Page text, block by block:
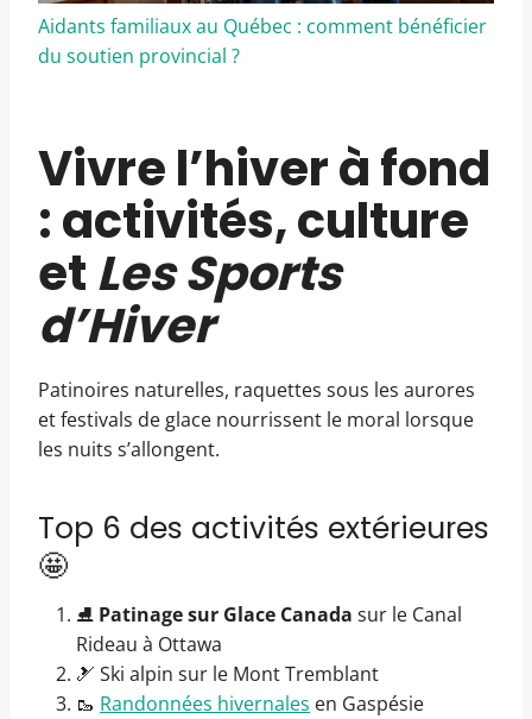
Aidants familiaux au Québec : comment bénéficier
du soutien provincial ?
Vivre l’hiver à fond
: activités, culture
etLes Sports
d’Hiver
Patinoires naturelles, raquettes sous les aurores
et festivals de glace nourrissent le moral lorsque
les nuits s’allongent.
Top 6 des activités extérieures
🤩
⛸️ Patinage sur Glace Canada sur le Canal
Rideau à Ottawa
🎿 Ski alpin sur le Mont Tremblant
🥾 Randonnées hivernales en Gaspésie